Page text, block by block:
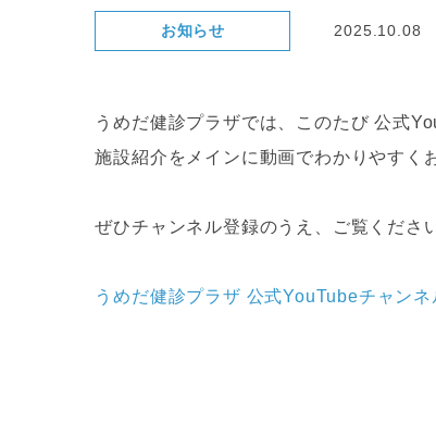
お知らせ 2025.10.08
うめだ健診プラザでは、このたび 公式
施設紹介をメインに動画でわかりやすく
ぜひチャンネル登録のうえ、ご覧くださ
うめだ健診プラザ 公式YouTubeチャンネ